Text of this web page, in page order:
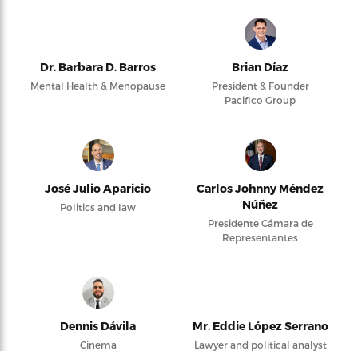
Dr. Barbara D. Barros
Mental Health & Menopause
Brian Díaz
President & Founder
Pacifico Group
José Julio Aparicio
Politics and law
Carlos Johnny Méndez
Núñez
Presidente Cámara de
Representantes
Dennis Dávila
Cinema
Mr. Eddie López Serrano
Lawyer and political analyst